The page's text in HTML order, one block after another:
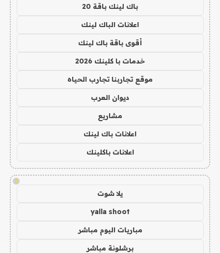
باك لينك باقة 20
اعلانات الباك لينك
أقوى باقة باك لينك
خدمات با كلينك 2026
موقع تجاربنا تجارب الحياه
ديوان العرب
مشاريع
اعلانات باك لينك
اعلانات باكلينك
!
يلا شوت
yalla shoot
مباريات اليوم مباشر
برشلونة مباشر